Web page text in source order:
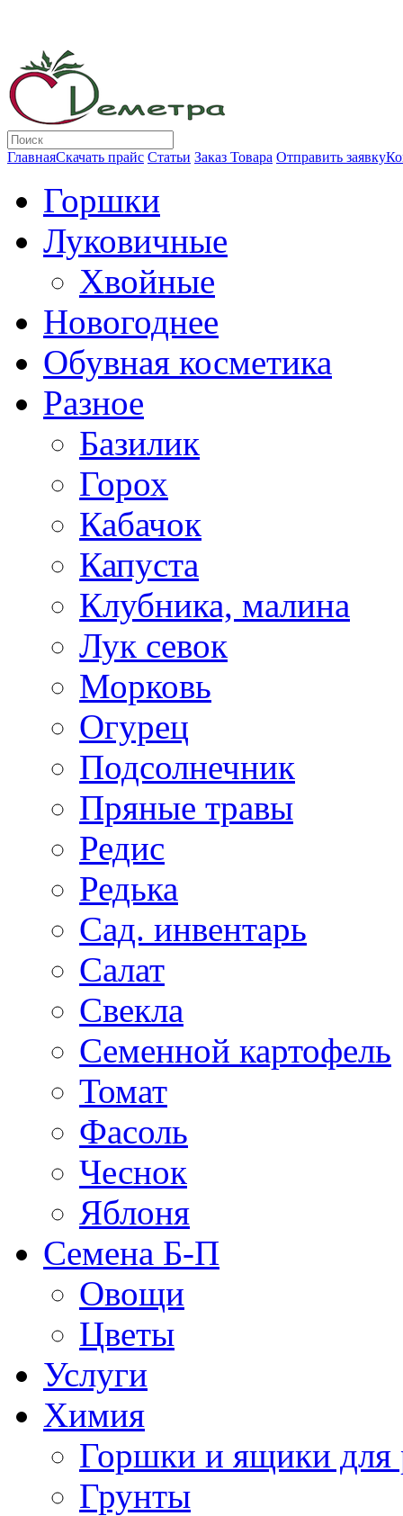
ГлавнаяСкачать прайс Статьи Заказ Товара Отправить заявку
Горшки
Луковичные
Хвойные
Новогоднее
Обувная косметика
Разное
Базилик
Горох
Кабачок
Капуста
Клубника, малина
Лук севок
Морковь
Огурец
Подсолнечник
Пряные травы
Редис
Редька
Сад. инвентарь
Салат
Свекла
Семенной картофель
Томат
Фасоль
Чеснок
Яблоня
Семена Б-П
Овощи
Цветы
Услуги
Химия
Горшки и ящики для
Грунты